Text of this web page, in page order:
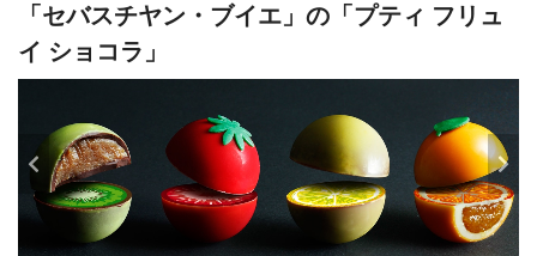
「セバスチヤン・ブイエ」の「プティ フリュ
イ ショコラ」